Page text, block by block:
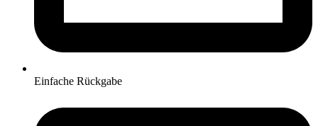
Einfache Rückgabe